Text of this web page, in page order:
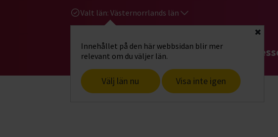
Valt län: Västernorrlands län
Innehållet på den här webbsidan blir mer
relevant om du väljer län.
Välj län nu Visa inte igen
Stäng
Gå till studiefrämjandets startsidaHitta